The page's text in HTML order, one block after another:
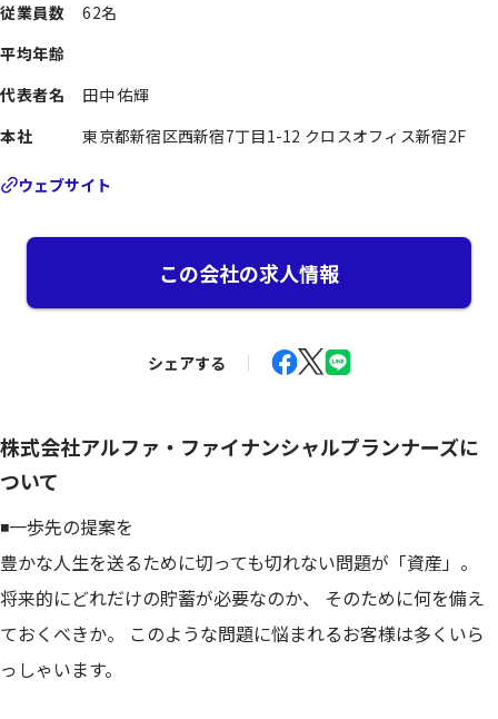
従業員数
62名
平均年齢
代表者名
田中 佑輝
本社
東京都新宿区西新宿7丁目1-12 クロスオフィス新宿2F
ウェブサイト
この会社の求人情報
シェアする
株式会社アルファ・ファイナンシャルプランナーズに
ついて
◾️一歩先の提案を
豊かな人生を送るために切っても切れない問題が「資産」。
将来的にどれだけの貯蓄が必要なのか、 そのために何を備え
ておくべきか。 このような問題に悩まれるお客様は多くいら
っしゃいます。